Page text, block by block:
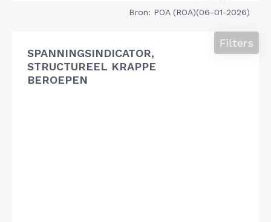
Bron: POA (ROA)(06-01-2026)
SPANNINGSINDICATOR,
STRUCTUREEL KRAPPE
BEROEPEN
Filters